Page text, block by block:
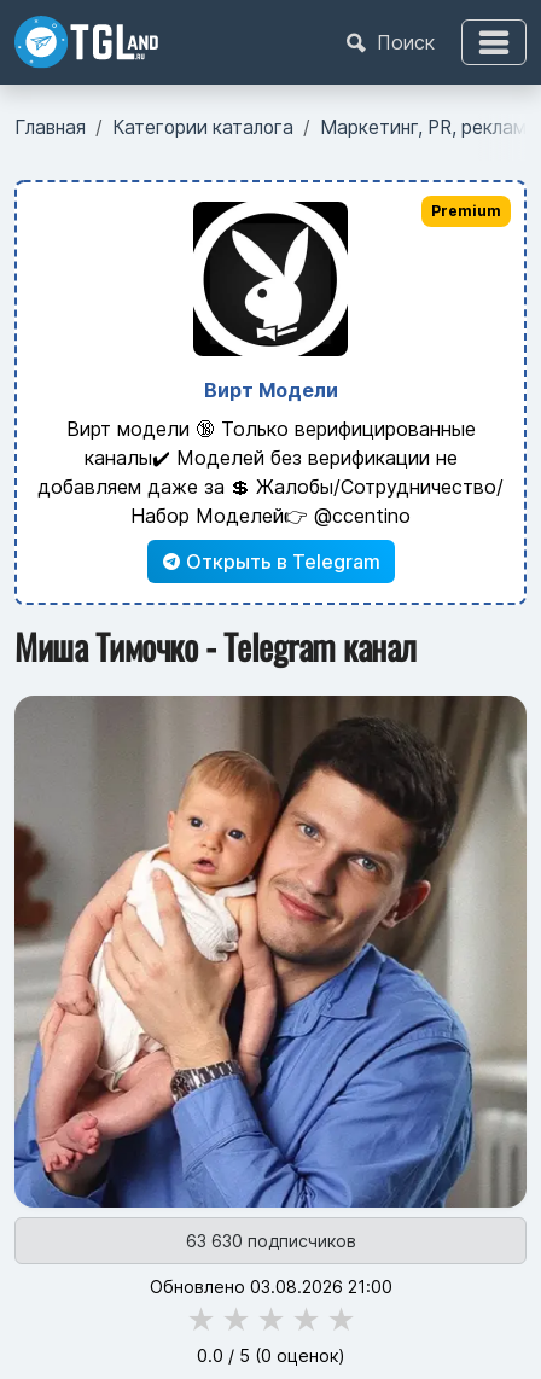
Поиск
Главная Категории каталога Маркетинг, PR, реклама
Вирт Модели
Вирт модели 🔞 Только верифицированные
каналы✔️ Моделей без верификации не
добавляем даже за 💲 Жалобы/Сотрудничество/
Набор Моделей👉 @ccentino
Открыть в Telegram
Premium
Миша Тимочко - Telegram канал
63 630 подписчиков
Обновлено 03.08.2026 21:00
★ ★ ★ ★ ★
0.0 / 5 (0 оценок)